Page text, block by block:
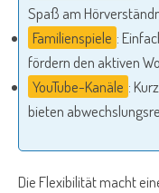
Spaß am
Familienspiele :
fördern den aktiven
YouTube-Kanäle :
bieten
Die Flexibilität macht